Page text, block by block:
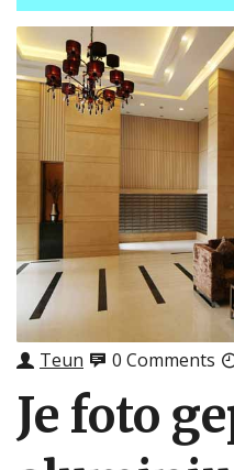
Teun 0 Comments
Je foto